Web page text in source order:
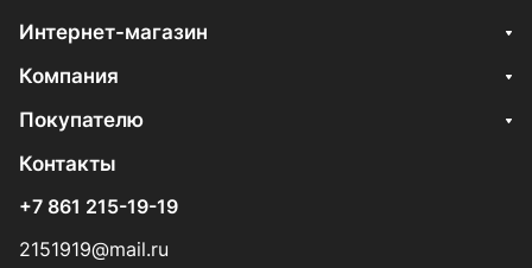
Интернет-магазин
Компания
Покупателю
Контакты
+7 861 215-19-19
2151919@mail.ru